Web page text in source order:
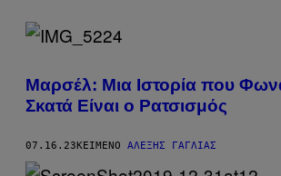
Μαρσέλ: Μια Ιστορία που
Σκατά Είναι ο Ρατσισμός
07.16.23 ΚΕΊΜΕΝΟ ΑΛΈΞΗΣ ΓΑΓΛΊΑΣ